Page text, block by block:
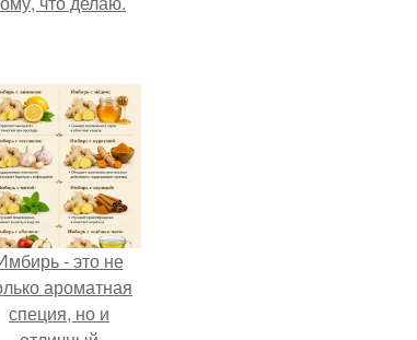
- это не
ароматная
специя, но и